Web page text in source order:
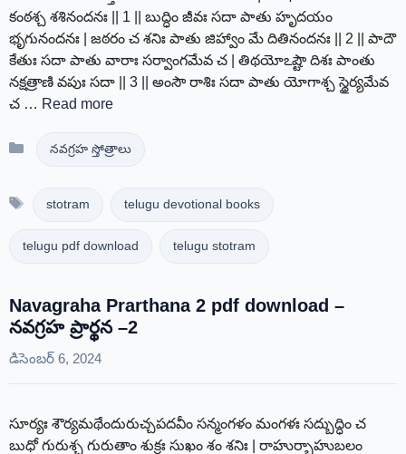
కంఠశ్చ శశినందనః || 1 || బుద్ధిం జీవః సదా పాతు హృదయం
భృగునందనః | జఠరం చ శనిః పాతు జిహ్వాం మే దితినందనః || 2 || పాదౌ
కేతుః సదా పాతు వారాః సర్వాంగమేవ చ | తిథయోఽష్టౌ దిశః పాంతు
నక్షత్రాణి వపుః సదా || 3 || అంసౌ రాశిః సదా పాతు యోగాశ్చ స్థైర్యమేవ
చ … Read more
Categories
నవగ్రహ స్తోత్రాలు
Tagsstotram telugu devotional books
telugu pdf download telugu stotram
Navagraha Prarthana 2 pdf download –
నవగ్రహ ప్రార్థన –2
డిసెంబర్ 6, 2024
సూర్యః శౌర్యమథేందురుచ్చపదవీం సన్మంగళం మంగళః సద్బుద్ధిం చ
బుధో గురుశ్చ గురుతాం శుక్రః సుఖం శం శనిః | రాహుర్బాహుబలం